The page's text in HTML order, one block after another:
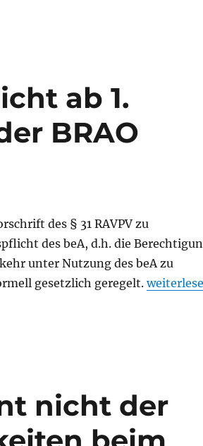
ab 1.
BRAO
des § 31 RAVPV zu
des beA, d.h. die
unter Nutzung des beA zu
gesetzlich geregelt.„beA:
nicht der